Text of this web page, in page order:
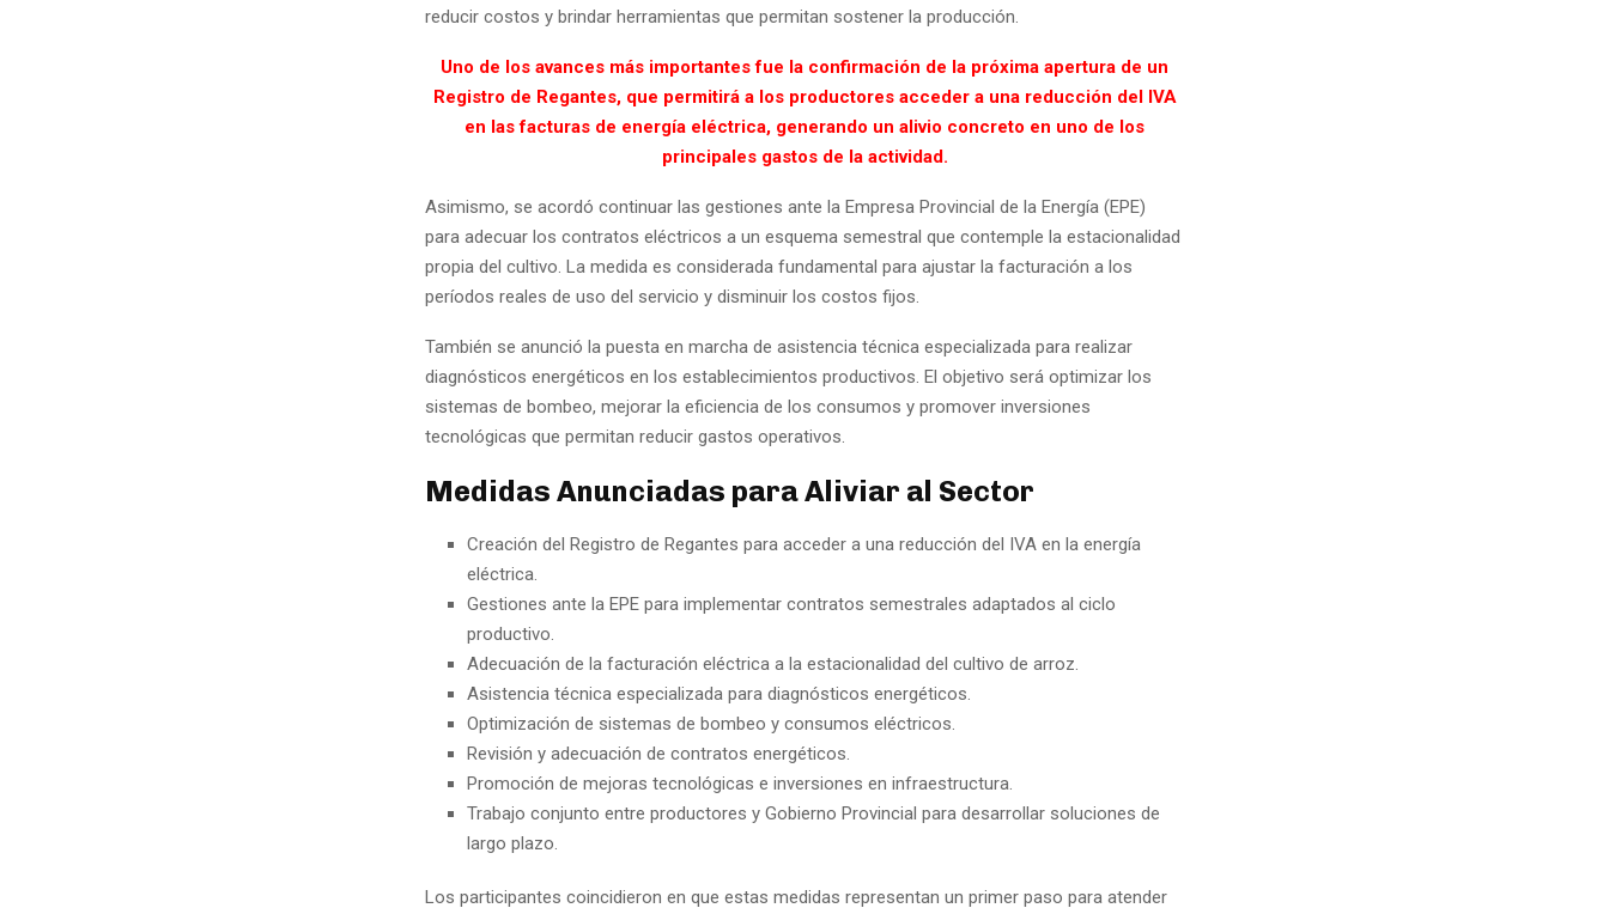
reducir costos y brindar herramientas que permitan sostener la producción.
Uno de los avances más importantes fue la confirmación de la próxima apertura de un
Registro de Regantes, que permitirá a los productores acceder a una reducción del IVA
en las facturas de energía eléctrica, generando un alivio concreto en uno de los
principales gastos de la actividad.
Asimismo, se acordó continuar las gestiones ante la Empresa Provincial de la Energía (EPE)
para adecuar los contratos eléctricos a un esquema semestral que contemple la estacionalidad
propia del cultivo. La medida es considerada fundamental para ajustar la facturación a los
períodos reales de uso del servicio y disminuir los costos fijos.
También se anunció la puesta en marcha de asistencia técnica especializada para realizar
diagnósticos energéticos en los establecimientos productivos. El objetivo será optimizar los
sistemas de bombeo, mejorar la eficiencia de los consumos y promover inversiones
tecnológicas que permitan reducir gastos operativos.
Medidas Anunciadas para Aliviar al Sector
Creación del Registro de Regantes para acceder a una reducción del IVA en la energía
eléctrica.
Gestiones ante la EPE para implementar contratos semestrales adaptados al ciclo
productivo.
Adecuación de la facturación eléctrica a la estacionalidad del cultivo de arroz.
Asistencia técnica especializada para diagnósticos energéticos.
Optimización de sistemas de bombeo y consumos eléctricos.
Revisión y adecuación de contratos energéticos.
Promoción de mejoras tecnológicas e inversiones en infraestructura.
Trabajo conjunto entre productores y Gobierno Provincial para desarrollar soluciones de
largo plazo.
Los participantes coincidieron en que estas medidas representan un primer paso para atender